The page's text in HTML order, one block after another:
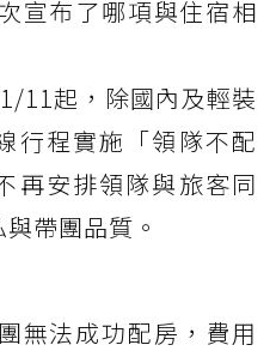
宣布了哪項與住宿相
11起，除國內及輕裝
行程實施「領隊不配
再安排領隊與旅客同
帶團品質。
無法成功配房，費用